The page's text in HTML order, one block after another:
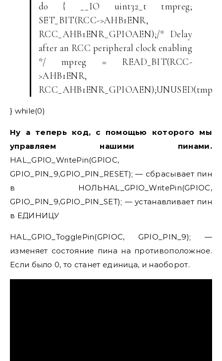
do { __IO uint32_t tmpreg;
SET_BIT(RCC->AHB1ENR,
RCC_AHB1ENR_GPIOAEN);/* Delay
after an RCC peripheral clock enabling
*/ mpreg = READ_BIT(RCC-
>AHB1ENR,
} while(0)
Ну а теперь код, с помощью которого мы
управляем нашими пинами.
HAL_GPIO_WritePin(GPIOC,
GPIO_PIN_9,GPIO_PIN_RESET); — сбрасывает пин
в НОЛЬHAL_GPIO_WritePin(GPIOC,
GPIO_PIN_9,GPIO_PIN_SET); — устанавливает пин
в ЕДИНИЦУ
HAL_GPIO_TogglePin(GPIOC, GPIO_PIN_9); —
изменяет состояние пина на противоположное.
Если было 0, то станет единица, и наоборот.